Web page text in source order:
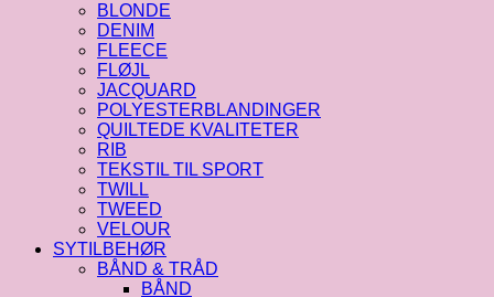
BLONDE
DENIM
FLEECE
FLØJL
JACQUARD
POLYESTERBLANDINGER
QUILTEDE KVALITETER
RIB
TEKSTIL TIL SPORT
TWILL
TWEED
VELOUR
SYTILBEHØR
BÅND & TRÅD
BÅND